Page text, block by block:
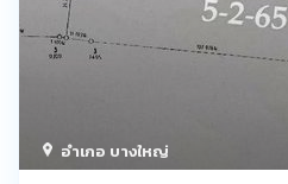
อำเภอ บางใหญ่